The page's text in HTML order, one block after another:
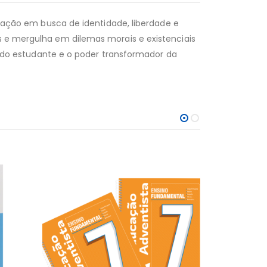
em busca de identidade, liberdade e
mergulha em dilemas morais e existenciais
estudante e o poder transformador da